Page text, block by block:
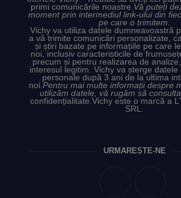
primi comunicările noastre. Vă puteți
moment prin intermediul link-ului din
pe care o trimitem.
Vichy va utiliza datele dumneavoastră
a vă trimite comunicări personalizate,
și știri bazate pe informațiile pe care
noi, inclusiv caracteristicile de
precum și pentru realizarea de
interesul legitim. Vichy va șterge datele
personale după 3 ani de la ultima
noi.Pentru mai multe informații despre
utilizăm datele, vă rugăm să
confidențialitate.Vichy este o marcă a
SRL.
URMĂREȘTE-NE